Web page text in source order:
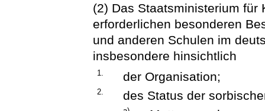
(2) Das Staatsministerium für
erforderlichen besonderen
und anderen Schulen im
insbesondere hinsichtlich
1. der Organisation;
2. des Status der